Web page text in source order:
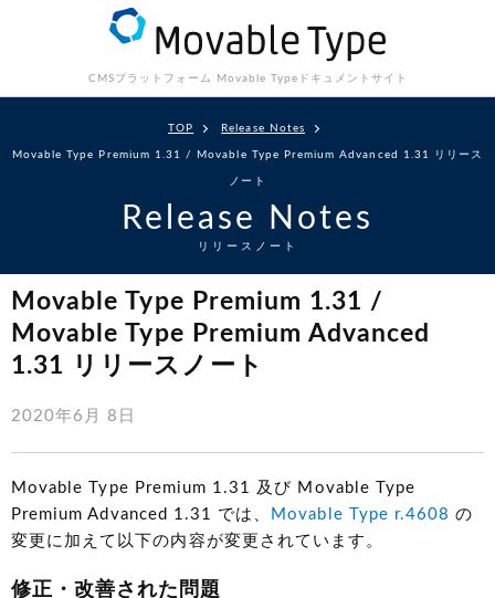
CMSプラットフォーム Movable Type ドキュメントサイト
TOP Release Notes
Movable Type Premium 1.31 / Movable Type Premium Advanced 1.31 リリース
ノート
Release Notes
リリースノート
Movable Type Premium 1.31 /
Movable Type Premium Advanced
1.31 リリースノート
2020年6月 8日
Movable Type Premium 1.31 及び Movable Type
Premium Advanced 1.31 では、
Movable Type r.4608 の
変更に加えて以下の内容が変更されています。
修正・改善された問題